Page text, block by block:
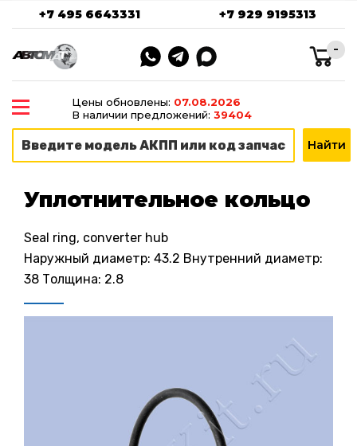
+7 495 6643331 +7 929 9195313
-
Цены обновлены: 07.08.2026
В наличии предложений: 39404
Уплотнительное кольцо
Seal ring, converter hub
Наружный диаметр: 43.2 Внутренний диаметр:
38 Толщина: 2.8